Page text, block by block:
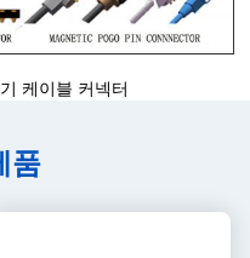
케이블 커넥터
품